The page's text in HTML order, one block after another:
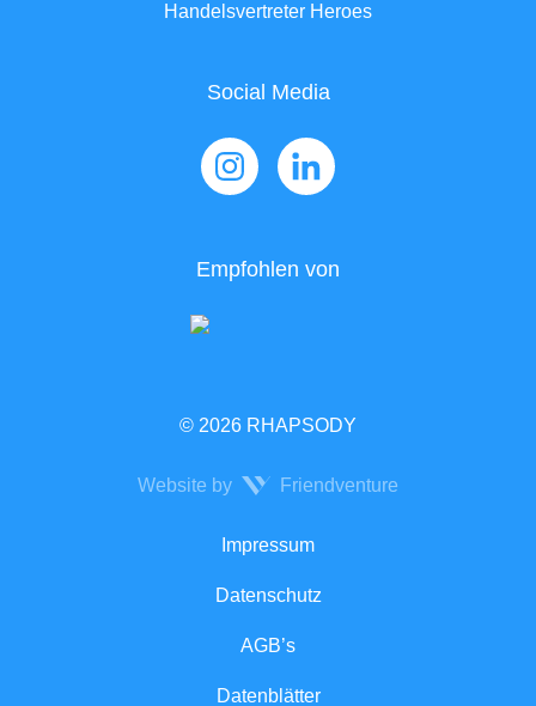
Handelsvertreter Heroes
Social Media
Empfohlen von
© 2026 RHAPSODY
Website by Friendventure
Impressum
Datenschutz
AGB’s
Datenblätter